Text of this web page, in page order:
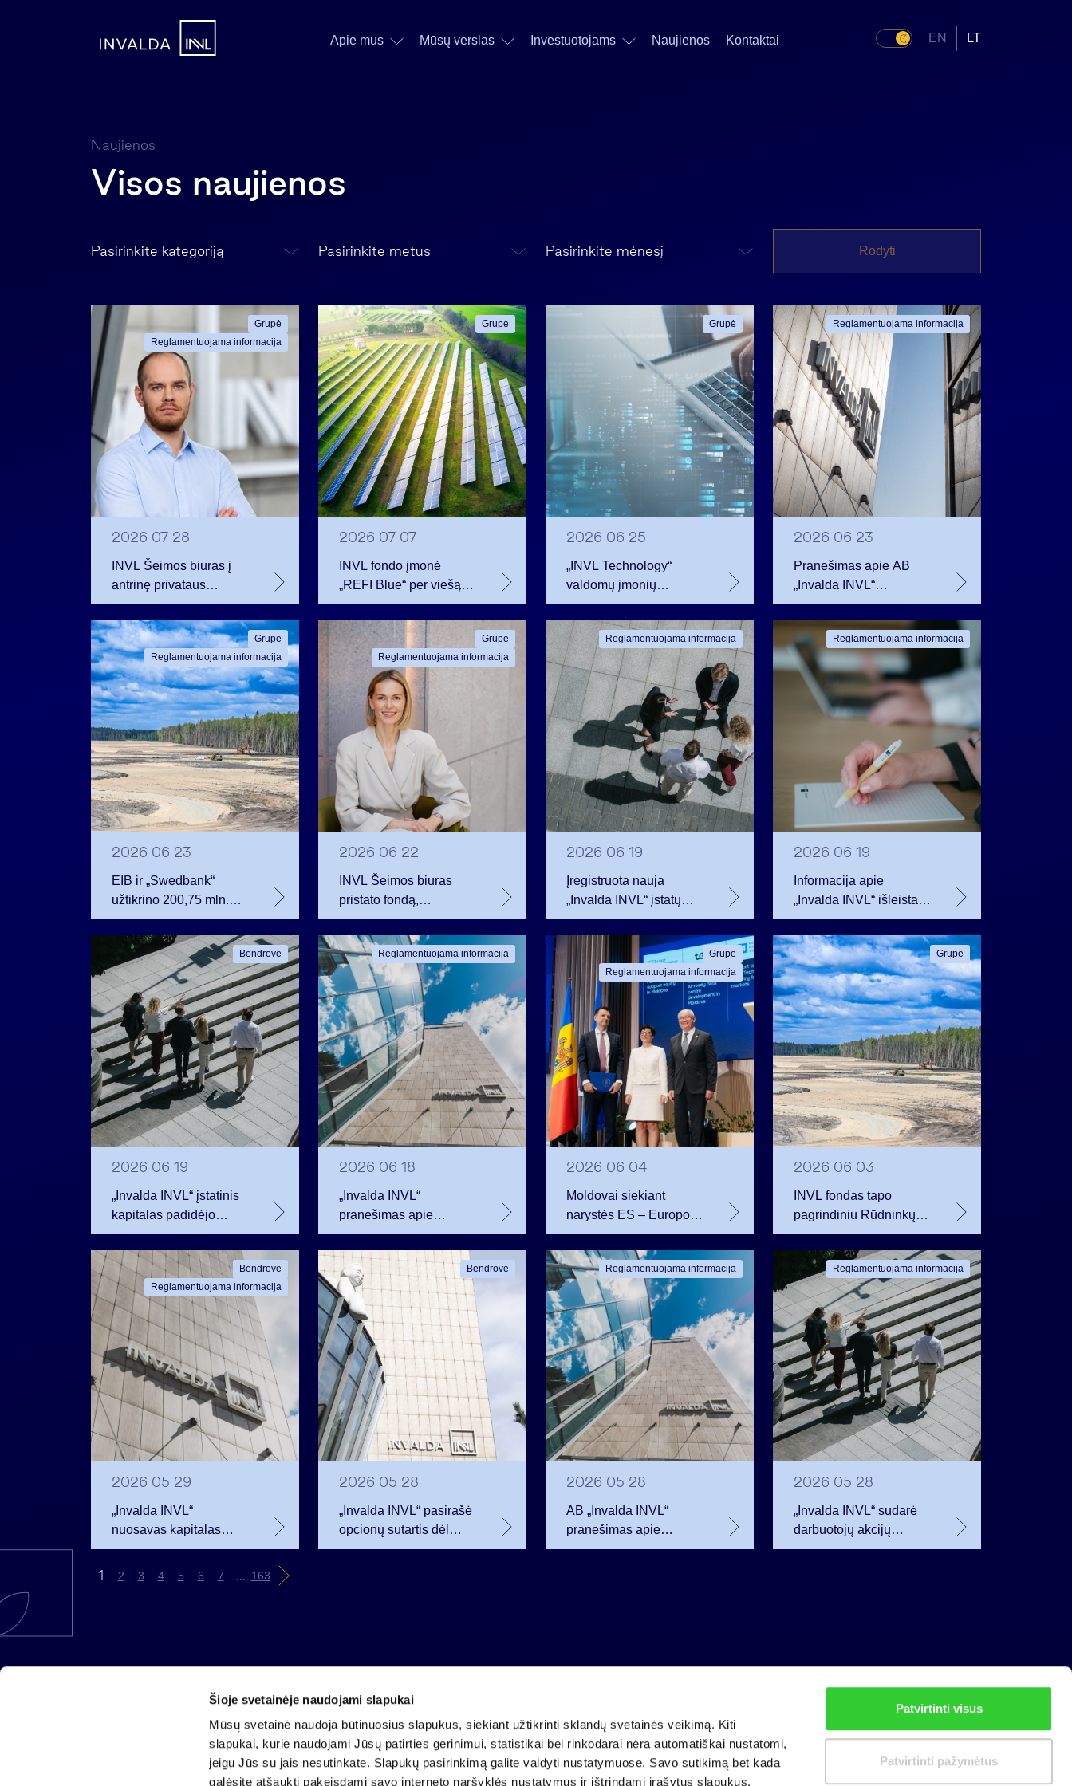
Šioje svetainėje naudojami slapukai
Mūsų svetainė naudoja būtinuosius slapukus, siekiant užtikrinti sklandų svetainės veikimą. Kiti
slapukai, kurie naudojami Jūsų patirties gerinimui, statistikai bei rinkodarai nėra automatiškai nustatomi,
jeigu Jūs su jais nesutinkate. Slapukų pasirinkimą galite valdyti nustatymuose. Savo sutikimą bet kada
galėsite atšaukti pakeisdami savo interneto naršyklės nustatymus ir ištrindami įrašytus slapukus.
Patvirtinti visus
Patvirtinti pažymėtus
Apie mus Mūsų verslas Investuotojams Naujienos Kontaktai EN LT
Naujienos
Visos naujienos
Pasirinkite kategoriją Pasirinkite metus Pasirinkite mėnesį Rodyti
Grupė
Reglamentuojama informacija
2026 07 28
INVL Šeimos biuras į
antrinę privataus
kapitalo rinką
investuojantį fondą
pritraukė 17,4 mln. JAV
dolerių
Grupė
2026 07 07
INVL fondo įmonė
„REFI Blue“ per viešą
obligacijų emisiją
pritraukė 12 mln. eurų –
2 mln. daugiau nei
planavo
Grupė
2026 06 25
„INVL Technology“
valdomų įmonių
darbuotojai realizavo
opcionus ir tapo
akcininkais
Reglamentuojama informacija
2026 06 23
Pranešimas apie AB
„Invalda INVL“
balsavimo teisių
netekimą
Grupė
Reglamentuojama informacija
2026 06 23
EIB ir „Swedbank“
užtikrino 200,75 mln.
eurų finansavimą
Rūdninkų karinio
miestelio vystytojai
Grupė
Reglamentuojama informacija
2026 06 22
INVL Šeimos biuras
pristato fondą,
investuosiantį į sparčiai
augančią antrinę
privataus kapitalo rinką
Reglamentuojama informacija
2026 06 19
Įregistruota nauja
„Invalda INVL“ įstatų
redakcija. Išleistas
akcijas įgijo grupės
darbuotojai.
Reglamentuojama informacija
2026 06 19
Informacija apie
„Invalda INVL“ išleistas
akcijas ir suteikiamus
balsus nuo 2026 m.
birželio 19 d
Bendrovė
2026 06 19
„Invalda INVL“ įstatinis
kapitalas padidėjo
darbuotojams tapus
akcininkais
Reglamentuojama informacija
2026 06 18
„Invalda INVL“
pranešimas apie
vadovų sandorius dėl
emitento vertybinių
popierių
Grupė
Reglamentuojama informacija
2026 06 04
Moldovai siekiant
narystės ES – Europos
Komisijos ir INVL
iniciatyva kurti privataus
kapitalo fondą
Grupė
2026 06 03
INVL fondas tapo
pagrindiniu Rūdninkų
karinį miestelį
vystančios bendrovės
akcininku
Bendrovė
Reglamentuojama informacija
2026 05 29
„Invalda INVL“
nuosavas kapitalas
pirmojo ketvirčio
Bendrovė
2026 05 28
„Invalda INVL“ pasirašė
opcionų sutartis dėl
beveik 68 tūkst.
Reglamentuojama informacija
2026 05 28
AB „Invalda INVL“
pranešimas apie
vadovų sandorius dėl
Reglamentuojama informacija
2026 05 28
„Invalda INVL“ sudarė
darbuotojų akcijų
opcionų sutartis
1 2 3 4 5 6 7 ... 163
info@invaldainvl.com
PVM mokėtojo kodas LT213043414
Įregistruota VĮ Registrų centras
A.s. LT25 4010 0424 0124 2013
Privatumo politika
Slapukų politika